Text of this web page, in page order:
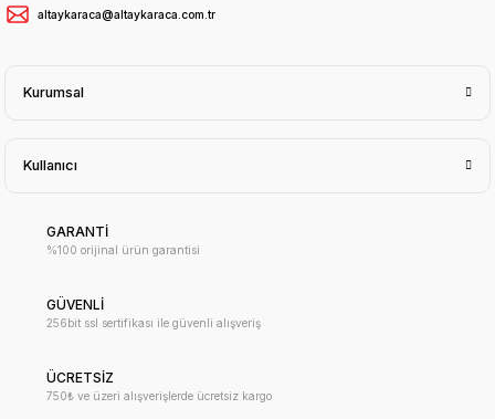
altaykaraca@altaykaraca.com.tr
Kurumsal
Kullanıcı
GARANTİ
%100 orijinal ürün garantisi
GÜVENLİ
256bit ssl sertifikası ile güvenli alışveriş
ÜCRETSİZ
750₺ ve üzeri alışverişlerde ücretsiz kargo